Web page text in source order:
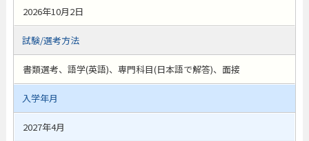
2026年10月2日
試験/選考方法
書類選考、語学(英語)、専門科目(日本語で解答)、面接
入学年月
2027年4月